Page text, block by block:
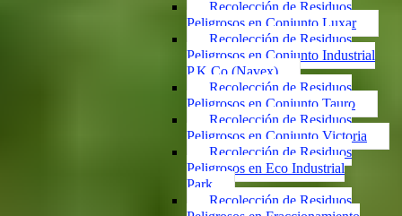
Recolección de Residuos
Peligrosos en Conjunto Luxar
Recolección de Residuos
Peligrosos en Conjunto Industrial
P.K.Co (Navex)
Recolección de Residuos
Peligrosos en Conjunto Tauro
Recolección de Residuos
Peligrosos en Conjunto Victoria
Recolección de Residuos
Peligrosos en Eco Industrial
Park
Recolección de Residuos